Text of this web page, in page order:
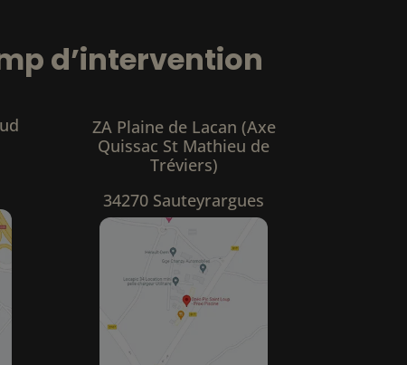
d’intervention
ZA Plaine de Lacan (Axe
Quissac St Mathieu de
Tréviers)
34270 Sauteyrargues